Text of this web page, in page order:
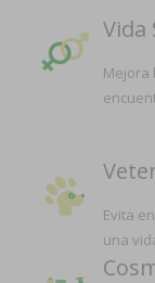
Vida
Mejora
Evita
una